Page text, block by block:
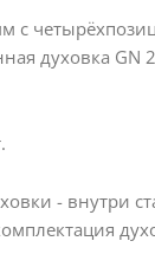
с
духовка GN
- внутри